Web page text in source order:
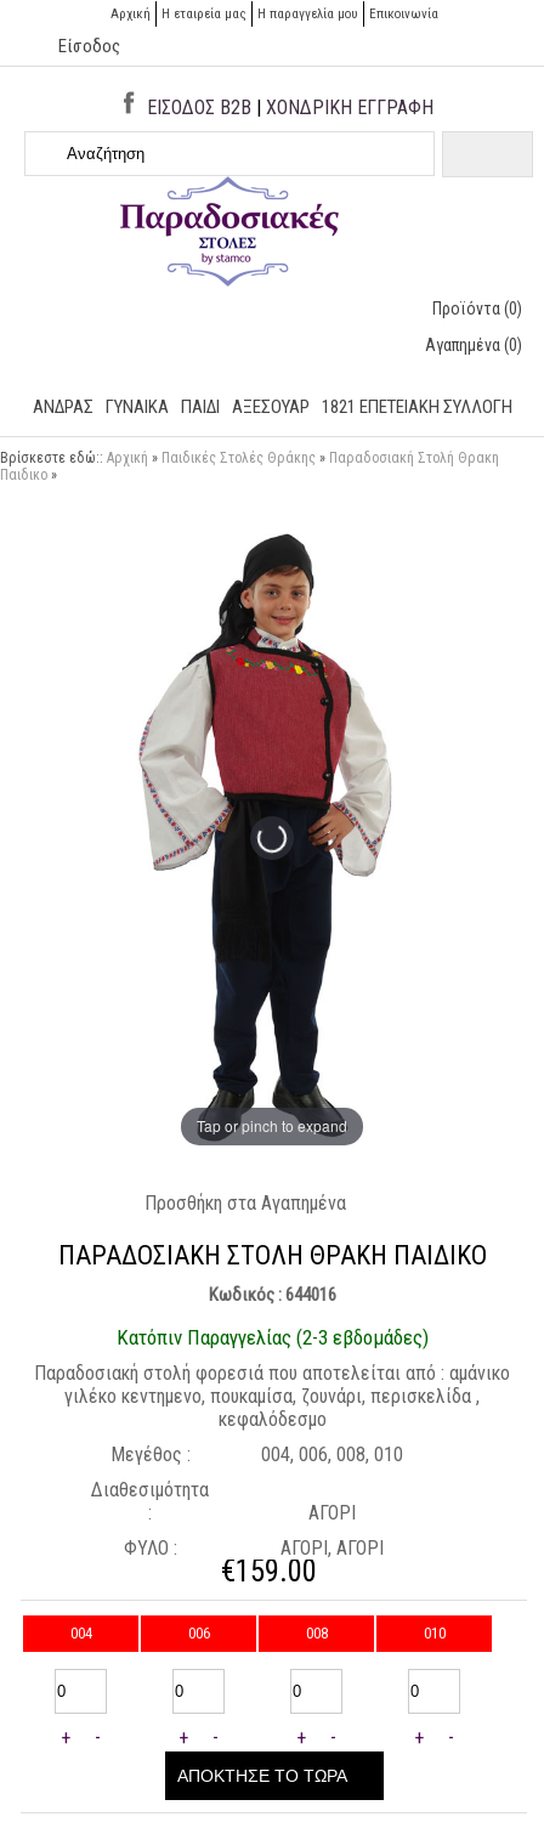
Αρχική Η εταιρεία μας H παραγγελία μου Επικοινωνία
Είσοδος
ΕΙΣΟΔΟΣ B2B |ΧΟΝΔΡΙΚΗ ΕΓΓΡΑΦΗ
Προϊόντα(0)
Αγαπημένα(0)
ΑΝΔΡΑΣ ΓΥΝΑΙΚΑ ΠΑΙΔΙ ΑΞΕΣΟΥΑΡ 1821 ΕΠΕΤΕΙΑΚΉ ΣΥΛΛΟΓΉ
Βρίσκεστε εδώ:: Αρχική » Παιδικές Στολές Θράκης » Παραδοσιακή Στολή Θρακη
Παιδικο »
Tap or pinch to expand
Προσθήκη στα Αγαπημένα
ΠΑΡΑΔΟΣΙΑΚΉ ΣΤΟΛΉ ΘΡΑΚΗ ΠΑΙΔΙΚΟ
Κωδικός : 644016
Κατόπιν Παραγγελίας (2-3 εβδομάδες)
Παραδοσιακή στολή φορεσιά που αποτελείται από : αμάνικο
γιλέκο κεντημενο, πουκαμίσα, ζουνάρι, περισκελίδα ,
κεφαλόδεσμο
Μεγέθος :
004, 006, 008, 010
Διαθεσιμότητα
:
ΑΓΟΡΙ
ΦΥΛΟ :
ΑΓΟΡΙ, ΑΓΟΡΙ
€159.00
004 006 008 010
+ - + - + - + -
ΑΠΟΚΤΗΣΕ ΤΟ ΤΩΡΑ